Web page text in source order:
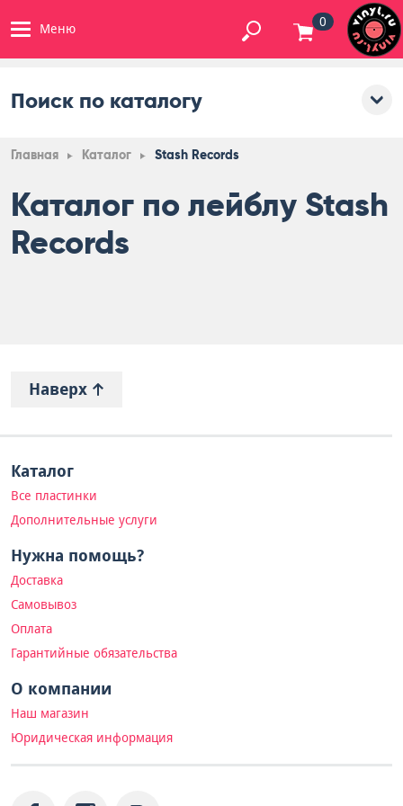
Меню 0
Поиск по каталогу
Главная Каталог Stash Records
Каталог по лейблу Stash
Records
Наверх
Каталог
Все пластинки
Дополнительные услуги
Нужна помощь?
Доставка
Самовывоз
Оплата
Гарантийные обязательства
О компании
Наш магазин
Юридическая информация